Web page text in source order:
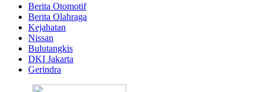
Berita Otomotif
Berita Olahraga
Kejahatan
Nissan
Bulutangkis
DKI Jakarta
Gerindra